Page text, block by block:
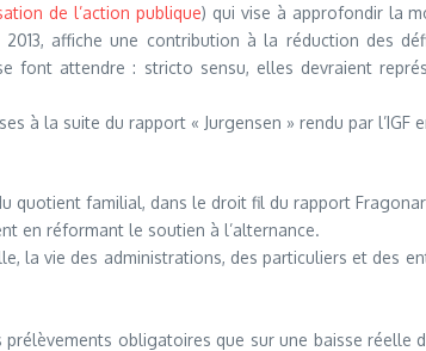
de l’action publique) qui vise à approfondir la
affiche une contribution à la réduction des
font attendre : stricto sensu, elles devraient
à la suite du rapport « Jurgensen » rendu par l’IGF
quotient familial, dans le droit fil du rapport
en réformant le soutien à l’alternance.
la vie des administrations, des particuliers et des
obligatoires que sur une baisse réelle